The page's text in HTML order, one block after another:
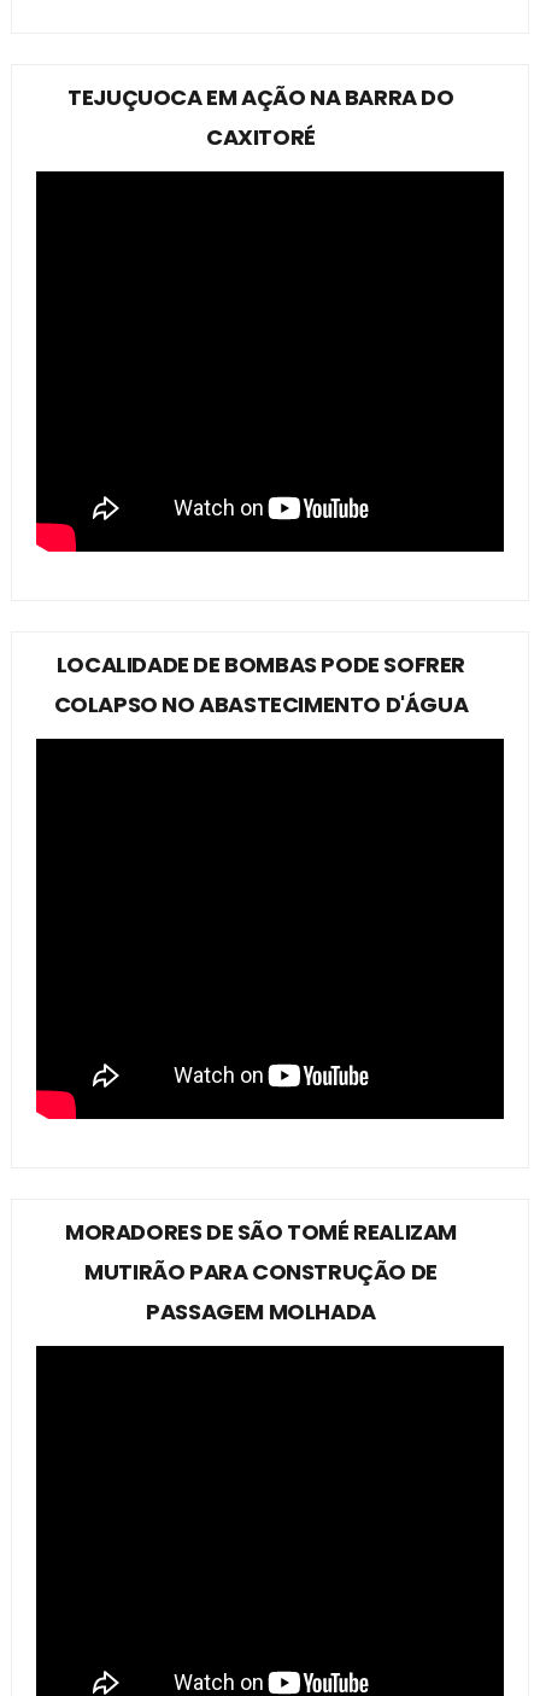
TEJUÇUOCA EM AÇÃO NA BARRA DO
CAXITORÉ
LOCALIDADE DE BOMBAS PODE SOFRER
COLAPSO NO ABASTECIMENTO D'ÁGUA
MORADORES DE SÃO TOMÉ REALIZAM
MUTIRÃO PARA CONSTRUÇÃO DE
PASSAGEM MOLHADA